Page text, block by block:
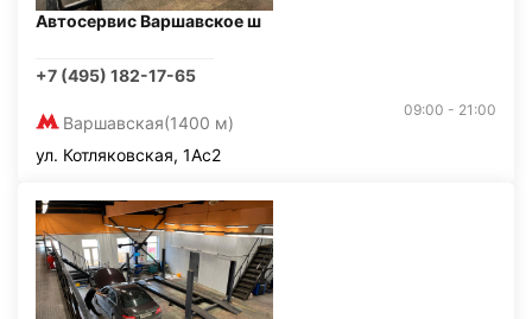
Автосервис Варшавское ш
+7 (495) 182-17-65
Варшавская(1400 м)
09:00 - 21:00
ул. Котляковская, 1Ас2